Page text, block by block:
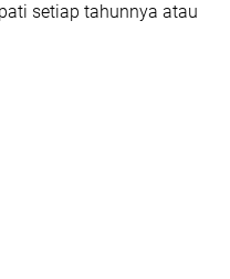
setiap tahunnya atau